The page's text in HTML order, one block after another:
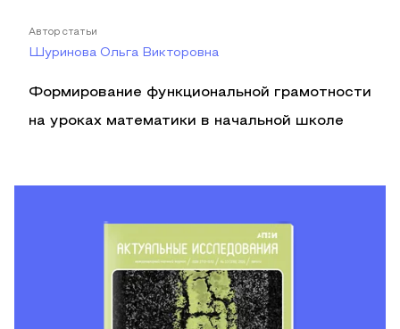
Автор статьи
Шуринова Ольга Викторовна
Формирование функциональной грамотности
на уроках математики в начальной школе